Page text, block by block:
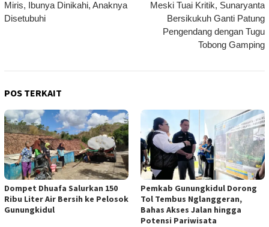
pos
Miris, Ibunya Dinikahi, Anaknya
Disetubuhi
Meski Tuai Kritik, Sunaryanta
Bersikukuh Ganti Patung
Pengendang dengan Tugu
Tobong Gamping
POS TERKAIT
Dompet Dhuafa Salurkan 150
Ribu Liter Air Bersih ke Pelosok
Gunungkidul
Pemkab Gunungkidul Dorong
Tol Tembus Nglanggeran,
Bahas Akses Jalan hingga
Potensi Pariwisata